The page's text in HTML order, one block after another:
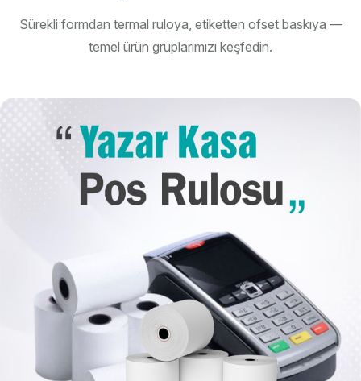
Sürekli formdan termal ruloya, etiketten ofset baskıya —
temel ürün gruplarımızı keşfedin.